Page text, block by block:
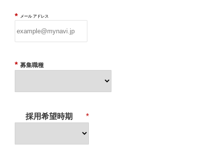
* メール アドレス
* 募集職種
*
採用希望時期